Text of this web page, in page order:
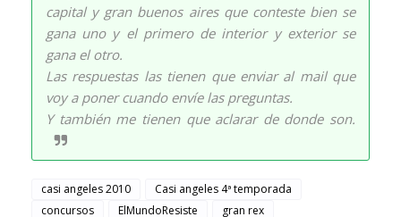
capital y gran buenos aires que conteste bien se
gana uno y el primero de interior y exterior se
gana el otro.
Las respuestas las tienen que enviar al mail que
voy a poner cuando envíe las preguntas.
Y también me tienen que aclarar de donde son.
casi angeles 2010
Casi angeles 4ª temporada
concursos
ElMundoResiste
gran rex